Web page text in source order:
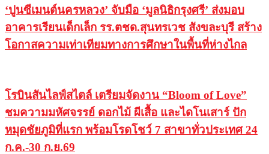
‘ปูนซีเมนต์นครหลวง’ จับมือ ‘มูลนิธิกรุงศรี’ ส่งมอบ
อาคารเรียนเด็กเล็ก รร.ตชด.สุนทรเวช สังขละบุรี สร้าง
โอกาสความเท่าเทียมทางการศึกษาในพื้นที่ห่างไกล
โรบินสันไลฟ์สไตล์ เตรียมจัดงาน “Bloom of Love”
ชมความมหัศจรรย์ ดอกไม้ ผีเสื้อ และไดโนเสาร์ ปัก
หมุดชัยภูมิที่แรก พร้อมโรดโชว์ 7 สาขาทั่วประเทศ 24
ก.ค.-30 ก.ย.69